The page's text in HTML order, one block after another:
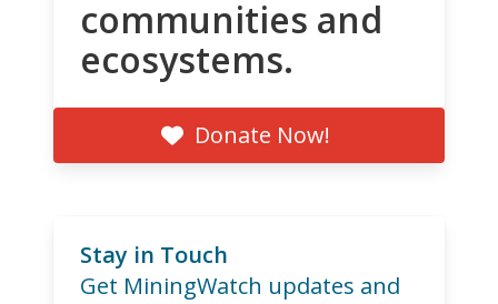
communities and
ecosystems.
Donate Now!
Stay in Touch
Get MiningWatch updates and